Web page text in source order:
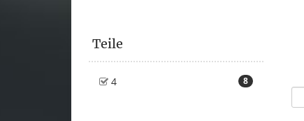
Teile
8
4